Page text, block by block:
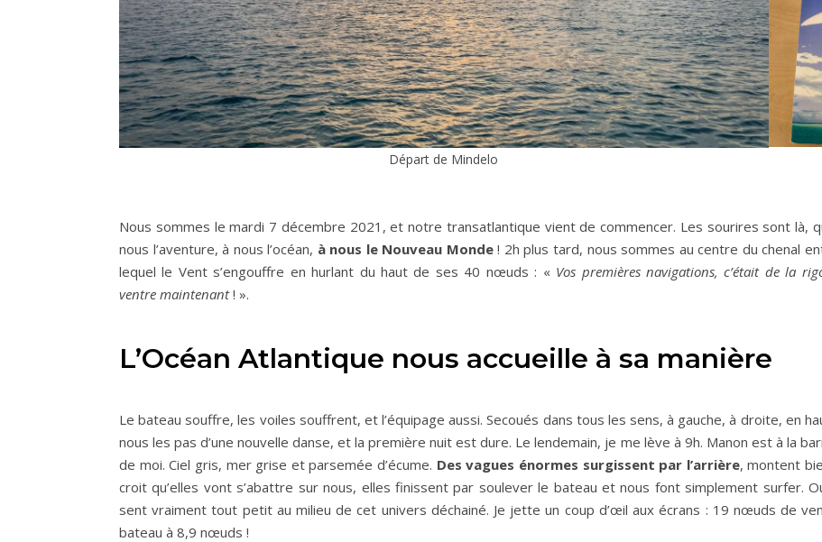
Départ de Mindelo
Nous sommes le mardi 7 décembre 2021, et notre transatlantique vient de commencer. Les sourires sont là,
nous l’aventure, à nous l’océan, à nous le Nouveau Monde! 2h plus tard, nous sommes au centre du chenal
lequel le Vent s’engouffre en hurlant du haut de ses 40 nœuds : « Vos premières navigations, c’était de la
ventre maintenant! ».
L’Océan Atlantique nous accueille à sa manière
Le bateau souffre, les voiles souffrent, et l’équipage aussi. Secoués dans tous les sens, à gauche, à droite, en
nous les pas d’une nouvelle danse, et la première nuit est dure. Le lendemain, je me lève à 9h. Manon est à la
de moi. Ciel gris, mer grise et parsemée d’écume. Des vagues énormes surgissent par l’arrière, montent
croit qu’elles vont s’abattre sur nous, elles finissent par soulever le bateau et nous font simplement surfer.
sent vraiment tout petit au milieu de cet univers déchainé. Je jette un coup d’œil aux écrans : 19 nœuds de
bateau à 8,9 nœuds !